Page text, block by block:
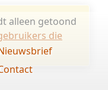
alleen getoond
die